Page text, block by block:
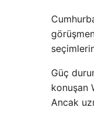
Güç
konuşan
Ancak